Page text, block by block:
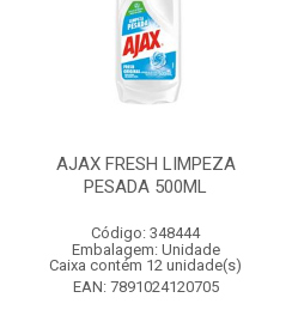
AJAX FRESH LIMPEZA
PESADA 500ML
Código: 348444
Embalagem: Unidade
Caixa contém 12 unidade(s)
EAN: 7891024120705